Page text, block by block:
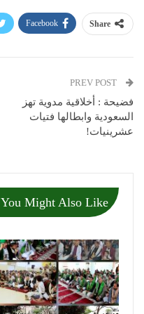
Share
Facebook
فضيحة : أخلاقية مدوية تهز
السعودية وابطالها فتيات
عشرينيات!
You Might Also Like